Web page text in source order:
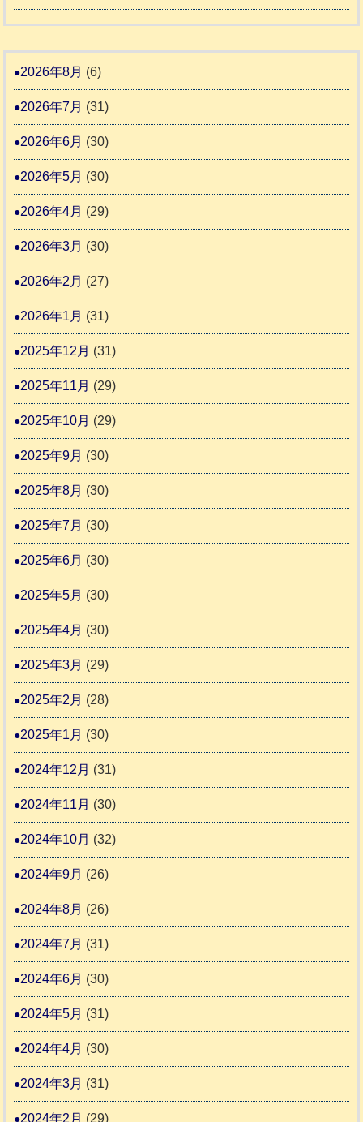
報
3
り
り
市
議
和
熊
震
援
報
2026年8月 (6)
2026年7月 (31)
2026年6月 (30)
2026年5月 (30)
2026年4月 (29)
2026年3月 (30)
2026年2月 (27)
2026年1月 (31)
2025年12月 (31)
2025年11月 (29)
2025年10月 (29)
2025年9月 (30)
2025年8月 (30)
2025年7月 (30)
2025年6月 (30)
2025年5月 (30)
2025年4月 (30)
2025年3月 (29)
2025年2月 (28)
2025年1月 (30)
2024年12月 (31)
2024年11月 (30)
2024年10月 (32)
2024年9月 (26)
2024年8月 (26)
2024年7月 (31)
2024年6月 (30)
2024年5月 (31)
2024年4月 (30)
2024年3月 (31)
2024年2月 (29)